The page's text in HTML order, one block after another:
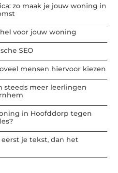
zo maak je jouw woning in
voor jouw woning
SEO
mensen hiervoor kiezen
steeds meer leerlingen
in Hoofddorp tegen
je tekst, dan het